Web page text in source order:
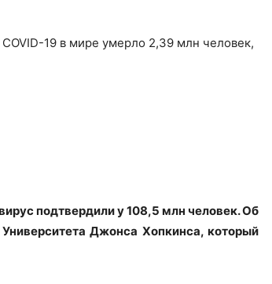
19 в мире умерло 2,39 млн человек,
подтвердили у 108,5 млн человек. Об
Джонса Хопкинса, который